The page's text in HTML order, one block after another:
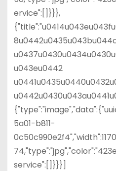
ervice":[]}}},
u043eu0442
5a01-b811-
service":[]}}}]